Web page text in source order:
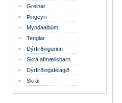
Greinar
Þingeyri
Myndaalbúm
Tenglar
Dýrfirðingurinn
Skrá afmælisbarn
Dýrfirðingafélagið
Skrár